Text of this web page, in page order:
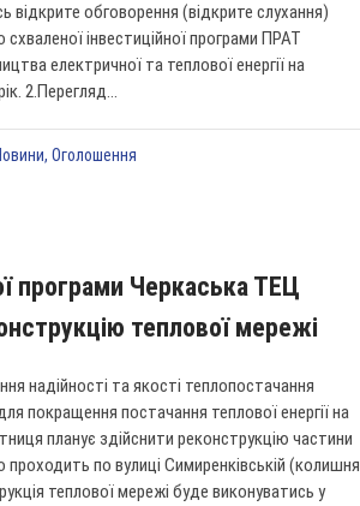
відкрите обговорення (відкрите слухання)
інвестиційної програми ПРАТ
електричної та теплової енергії на
2.Перегляд...
,Оголошення
програми Черкаська ТЕЦ
теплової мережі
надійності та якості теплопостачання
покращення постачання теплової енергії на
планує здійснити реконструкцію частини
по вулиці Симиренківській (колишня
теплової мережі буде виконуватись у